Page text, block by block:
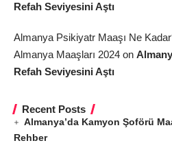
Refah Seviyesini Aştı
Almanya Psikiyatr Maaşı Ne
Almanya Maaşları 2024 on
Refah Seviyesini Aştı
Recent Posts
Almanya’da Kamyon Şoförü
Rehber